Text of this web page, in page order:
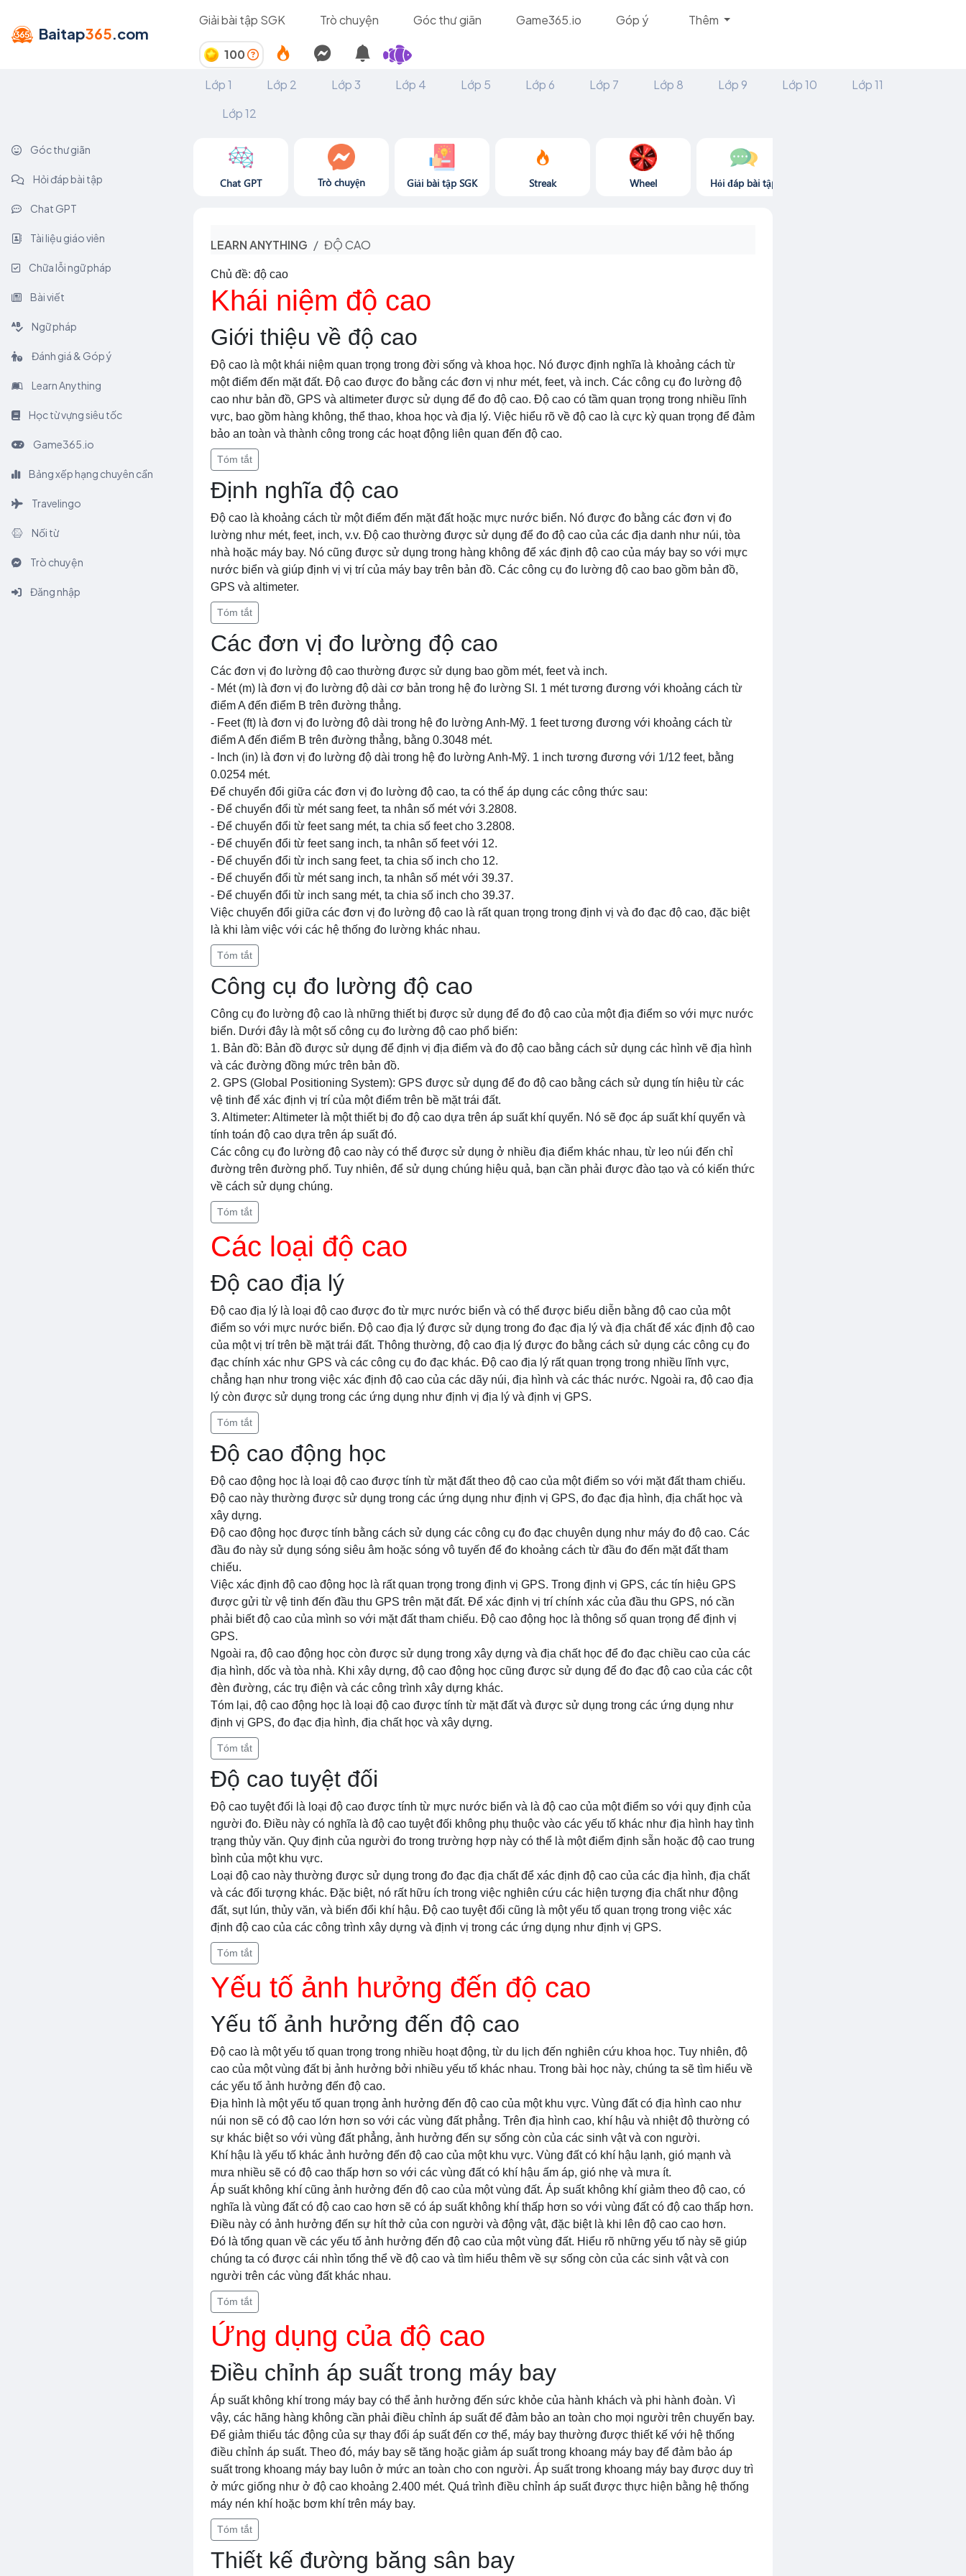
Baitap365.com
Giải bài tập SGK Trò chuyện Góc thư giãn Game365.io Góp ý Thêm
100
Lớp 1
Lớp 2 Lớp 3 Lớp 4 Lớp 5 Lớp 6 Lớp 7 Lớp 8 Lớp 9 Lớp 10
Lớp 11
Lớp 12
Góc thư giãn
Hỏi đáp bài tập
Chat GPT
Tài liệu giáo viên
Chữa lỗi ngữ pháp
Bài viết
Ngữ pháp
Đánh giá & Góp ý
Learn Anything
Học từ vựng siêu tốc
Game365.io
Bảng xếp hạng chuyên cần
Travelingo
Nối từ
Trò chuyện
Đăng nhập
Chat GPT Trò chuyện Giải bài tập SGK Streak Wheel Hỏi đáp bài tập
LEARN ANYTHING ĐỘ CAO
Chủ đề: độ cao
Khái niệm độ cao
Giới thiệu về độ cao
Độ cao là một khái niệm quan trọng trong đời sống và khoa học. Nó được định nghĩa là khoảng cách từ
một điểm đến mặt đất. Độ cao được đo bằng các đơn vị như mét, feet, và inch. Các công cụ đo lường độ
cao như bản đồ, GPS và altimeter được sử dụng để đo độ cao. Độ cao có tầm quan trọng trong nhiều lĩnh
vực, bao gồm hàng không, thể thao, khoa học và địa lý. Việc hiểu rõ về độ cao là cực kỳ quan trọng để đảm
bảo an toàn và thành công trong các hoạt động liên quan đến độ cao.
Tóm tắt
Định nghĩa độ cao
Độ cao là khoảng cách từ một điểm đến mặt đất hoặc mực nước biển. Nó được đo bằng các đơn vị đo
lường như mét, feet, inch, v.v. Độ cao thường được sử dụng để đo độ cao của các địa danh như núi, tòa
nhà hoặc máy bay. Nó cũng được sử dụng trong hàng không để xác định độ cao của máy bay so với mực
nước biển và giúp định vị vị trí của máy bay trên bản đồ. Các công cụ đo lường độ cao bao gồm bản đồ,
GPS và altimeter.
Tóm tắt
Các đơn vị đo lường độ cao
Các đơn vị đo lường độ cao thường được sử dụng bao gồm mét, feet và inch.
- Mét (m) là đơn vị đo lường độ dài cơ bản trong hệ đo lường SI. 1 mét tương đương với khoảng cách từ
điểm A đến điểm B trên đường thẳng.
- Feet (ft) là đơn vị đo lường độ dài trong hệ đo lường Anh-Mỹ. 1 feet tương đương với khoảng cách từ
điểm A đến điểm B trên đường thẳng, bằng 0.3048 mét.
- Inch (in) là đơn vị đo lường độ dài trong hệ đo lường Anh-Mỹ. 1 inch tương đương với 1/12 feet, bằng
0.0254 mét.
Để chuyển đổi giữa các đơn vị đo lường độ cao, ta có thể áp dụng các công thức sau:
- Để chuyển đổi từ mét sang feet, ta nhân số mét với 3.2808.
- Để chuyển đổi từ feet sang mét, ta chia số feet cho 3.2808.
- Để chuyển đổi từ feet sang inch, ta nhân số feet với 12.
- Để chuyển đổi từ inch sang feet, ta chia số inch cho 12.
- Để chuyển đổi từ mét sang inch, ta nhân số mét với 39.37.
- Để chuyển đổi từ inch sang mét, ta chia số inch cho 39.37.
Việc chuyển đổi giữa các đơn vị đo lường độ cao là rất quan trọng trong định vị và đo đạc độ cao, đặc biệt
là khi làm việc với các hệ thống đo lường khác nhau.
Tóm tắt
Công cụ đo lường độ cao
Công cụ đo lường độ cao là những thiết bị được sử dụng để đo độ cao của một địa điểm so với mực nước
biển. Dưới đây là một số công cụ đo lường độ cao phổ biến:
1. Bản đồ: Bản đồ được sử dụng để định vị địa điểm và đo độ cao bằng cách sử dụng các hình vẽ địa hình
và các đường đồng mức trên bản đồ.
2. GPS (Global Positioning System): GPS được sử dụng để đo độ cao bằng cách sử dụng tín hiệu từ các
vệ tinh để xác định vị trí của một điểm trên bề mặt trái đất.
3. Altimeter: Altimeter là một thiết bị đo độ cao dựa trên áp suất khí quyển. Nó sẽ đọc áp suất khí quyển và
tính toán độ cao dựa trên áp suất đó.
Các công cụ đo lường độ cao này có thể được sử dụng ở nhiều địa điểm khác nhau, từ leo núi đến chỉ
đường trên đường phố. Tuy nhiên, để sử dụng chúng hiệu quả, bạn cần phải được đào tạo và có kiến thức
về cách sử dụng chúng.
Tóm tắt
Các loại độ cao
Độ cao địa lý
Độ cao địa lý là loại độ cao được đo từ mực nước biển và có thể được biểu diễn bằng độ cao của một
điểm so với mực nước biển. Độ cao địa lý được sử dụng trong đo đạc địa lý và địa chất để xác định độ cao
của một vị trí trên bề mặt trái đất. Thông thường, độ cao địa lý được đo bằng cách sử dụng các công cụ đo
đạc chính xác như GPS và các công cụ đo đạc khác. Độ cao địa lý rất quan trọng trong nhiều lĩnh vực,
chẳng hạn như trong việc xác định độ cao của các dãy núi, địa hình và các thác nước. Ngoài ra, độ cao địa
lý còn được sử dụng trong các ứng dụng như định vị địa lý và định vị GPS.
Tóm tắt
Độ cao động học
Độ cao động học là loại độ cao được tính từ mặt đất theo độ cao của một điểm so với mặt đất tham chiếu.
Độ cao này thường được sử dụng trong các ứng dụng như định vị GPS, đo đạc địa hình, địa chất học và
xây dựng.
Độ cao động học được tính bằng cách sử dụng các công cụ đo đạc chuyên dụng như máy đo độ cao. Các
đầu đo này sử dụng sóng siêu âm hoặc sóng vô tuyến để đo khoảng cách từ đầu đo đến mặt đất tham
chiếu.
Việc xác định độ cao động học là rất quan trọng trong định vị GPS. Trong định vị GPS, các tín hiệu GPS
được gửi từ vệ tinh đến đầu thu GPS trên mặt đất. Để xác định vị trí chính xác của đầu thu GPS, nó cần
phải biết độ cao của mình so với mặt đất tham chiếu. Độ cao động học là thông số quan trọng để định vị
GPS.
Ngoài ra, độ cao động học còn được sử dụng trong xây dựng và địa chất học để đo đạc chiều cao của các
địa hình, dốc và tòa nhà. Khi xây dựng, độ cao động học cũng được sử dụng để đo đạc độ cao của các cột
đèn đường, các trụ điện và các công trình xây dựng khác.
Tóm lại, độ cao động học là loại độ cao được tính từ mặt đất và được sử dụng trong các ứng dụng như
định vị GPS, đo đạc địa hình, địa chất học và xây dựng.
Tóm tắt
Độ cao tuyệt đối
Độ cao tuyệt đối là loại độ cao được tính từ mực nước biển và là độ cao của một điểm so với quy định của
người đo. Điều này có nghĩa là độ cao tuyệt đối không phụ thuộc vào các yếu tố khác như địa hình hay tình
trạng thủy văn. Quy định của người đo trong trường hợp này có thể là một điểm định sẵn hoặc độ cao trung
bình của một khu vực.
Loại độ cao này thường được sử dụng trong đo đạc địa chất để xác định độ cao của các địa hình, địa chất
và các đối tượng khác. Đặc biệt, nó rất hữu ích trong việc nghiên cứu các hiện tượng địa chất như động
đất, sụt lún, thủy văn, và biến đổi khí hậu. Độ cao tuyệt đối cũng là một yếu tố quan trọng trong việc xác
định độ cao của các công trình xây dựng và định vị trong các ứng dụng như định vị GPS.
Tóm tắt
Yếu tố ảnh hưởng đến độ cao
Yếu tố ảnh hưởng đến độ cao
Độ cao là một yếu tố quan trọng trong nhiều hoạt động, từ du lịch đến nghiên cứu khoa học. Tuy nhiên, độ
cao của một vùng đất bị ảnh hưởng bởi nhiều yếu tố khác nhau. Trong bài học này, chúng ta sẽ tìm hiểu về
các yếu tố ảnh hưởng đến độ cao.
Địa hình là một yếu tố quan trọng ảnh hưởng đến độ cao của một khu vực. Vùng đất có địa hình cao như
núi non sẽ có độ cao lớn hơn so với các vùng đất phẳng. Trên địa hình cao, khí hậu và nhiệt độ thường có
sự khác biệt so với vùng đất phẳng, ảnh hưởng đến sự sống còn của các sinh vật và con người.
Khí hậu là yếu tố khác ảnh hưởng đến độ cao của một khu vực. Vùng đất có khí hậu lạnh, gió mạnh và
mưa nhiều sẽ có độ cao thấp hơn so với các vùng đất có khí hậu ấm áp, gió nhẹ và mưa ít.
Áp suất không khí cũng ảnh hưởng đến độ cao của một vùng đất. Áp suất không khí giảm theo độ cao, có
nghĩa là vùng đất có độ cao cao hơn sẽ có áp suất không khí thấp hơn so với vùng đất có độ cao thấp hơn.
Điều này có ảnh hưởng đến sự hít thở của con người và động vật, đặc biệt là khi lên độ cao cao hơn.
Đó là tổng quan về các yếu tố ảnh hưởng đến độ cao của một vùng đất. Hiểu rõ những yếu tố này sẽ giúp
chúng ta có được cái nhìn tổng thể về độ cao và tìm hiểu thêm về sự sống còn của các sinh vật và con
người trên các vùng đất khác nhau.
Tóm tắt
Ứng dụng của độ cao
Điều chỉnh áp suất trong máy bay
Áp suất không khí trong máy bay có thể ảnh hưởng đến sức khỏe của hành khách và phi hành đoàn. Vì
vậy, các hãng hàng không cần phải điều chỉnh áp suất để đảm bảo an toàn cho mọi người trên chuyến bay.
Để giảm thiểu tác động của sự thay đổi áp suất đến cơ thể, máy bay thường được thiết kế với hệ thống
điều chỉnh áp suất. Theo đó, máy bay sẽ tăng hoặc giảm áp suất trong khoang máy bay để đảm bảo áp
suất trong khoang máy bay luôn ở mức an toàn cho con người. Áp suất trong khoang máy bay được duy trì
ở mức giống như ở độ cao khoảng 2.400 mét. Quá trình điều chỉnh áp suất được thực hiện bằng hệ thống
máy nén khí hoặc bơm khí trên máy bay.
Tóm tắt
Thiết kế đường băng sân bay